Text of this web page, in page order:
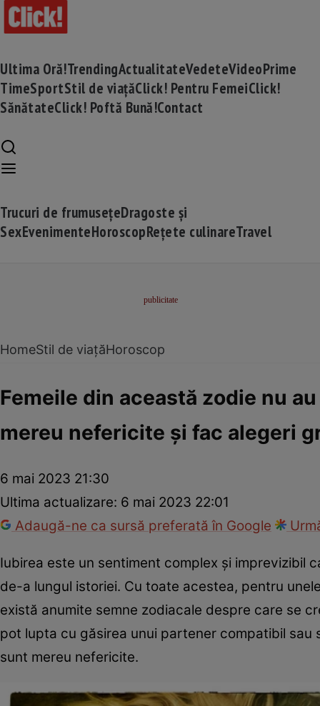
Ultima Oră!TrendingActualitateVedeteVideoPrime
TimeSportStil de viațăClick! Pentru FemeiClick!
SănătateClick! Poftă Bună!Contact
Trucuri de frumusețeDragoste și
SexEvenimenteHoroscopRețete culinareTravel
HomeStil de viațăHoroscop
Femeile din această zodie nu
mereu nefericite și fac alegeri
6 mai 2023 21:30
Ultima actualizare: 6 mai 2023 22:01
Adaugă-ne ca sursă preferată în Google
Iubirea este un sentiment complex și imprevizibil
de-a lungul istoriei. Cu toate acestea, pentru
există anumite semne zodiacale despre care se
pot lupta cu găsirea unui partener compatibil
sunt mereu nefericite.